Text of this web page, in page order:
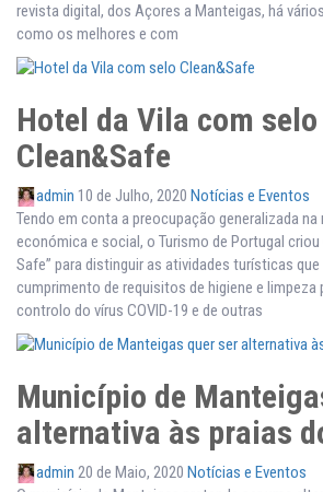
revista digital, dos Açores a Manteigas, há
como os melhores e com
Hotel da Vila com selo
Clean&Safe
admin 10 de Julho, 2020 Notícias e Eventos
Tendo em conta a preocupação generalizada
económica e social, o Turismo de Portugal criou
Safe” para distinguir as atividades turísticas
cumprimento de requisitos de higiene e limpeza
controlo do vírus COVID-19 e de outras
Município de
alternativa às praias
admin 20 de Maio, 2020 Notícias e Eventos